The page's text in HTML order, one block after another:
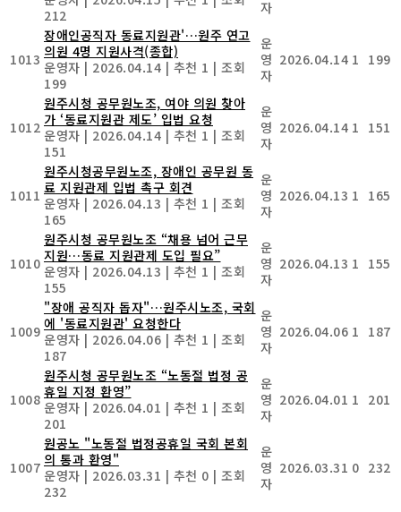
212
자
1013
장애인공직자 동료지원관'…원주 연고
의원 4명 지원사격(종합)
운영자 | 2026.04.14 | 추천 1 | 조회
199
운
영
자
2026.04.14 1 199
1012
원주시청 공무원노조, 여야 의원 찾아
가 ‘동료지원관 제도’ 입법 요청
운영자 | 2026.04.14 | 추천 1 | 조회
151
운
영
자
2026.04.14 1 151
1011
원주시청공무원노조, 장애인 공무원 동
료 지원관제 입법 촉구 회견
운영자 | 2026.04.13 | 추천 1 | 조회
165
운
영
자
2026.04.13 1 165
1010
원주시청 공무원노조 “채용 넘어 근무
지원…동료 지원관제 도입 필요”
운영자 | 2026.04.13 | 추천 1 | 조회
155
운
영
자
2026.04.13 1 155
1009
"장애 공직자 돕자"…원주시노조, 국회
에 '동료지원관' 요청한다
운영자 | 2026.04.06 | 추천 1 | 조회
187
운
영
자
2026.04.06 1 187
1008
원주시청 공무원노조 “노동절 법정 공
휴일 지정 환영”
운영자 | 2026.04.01 | 추천 1 | 조회
201
운
영
자
2026.04.01 1 201
1007
원공노 "노동절 법정공휴일 국회 본회
의 통과 환영"
운영자 | 2026.03.31 | 추천 0 | 조회
232
운
영
자
2026.03.31 0 232